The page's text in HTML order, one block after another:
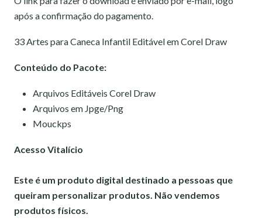
após a confirmação do pagamento.
33 Artes para Caneca Infantil Editável em Corel Draw
Conteúdo do Pacote:
Arquivos Editáveis Corel Draw
Arquivos em Jpge/Png
Mouckps
Acesso Vitalício
Este é um produto digital destinado a pessoas que
queiram personalizar produtos. Não vendemos
produtos físicos.